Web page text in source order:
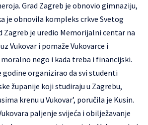
Grad Zagreb je obnovio gimnaziju,
je obnovila kompleks crkve Svetog
Zagreb je uredio Memorijalni centar na
Vukovar i pomaže Vukovarce i
nego i kada treba i financijski.
godine organizirao da svi studenti
županije koji studiraju u Zagrebu,
krenu u Vukovar’, poručila je Kusin.
paljenje svijeća i obilježavanje